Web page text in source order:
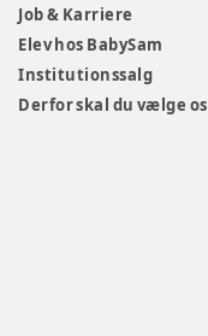
Job & Karriere
Elev hos BabySam
Institutionssalg
Derfor skal du vælge os